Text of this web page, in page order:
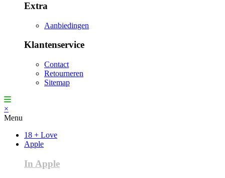
Extra
Aanbiedingen
Klantenservice
Contact
Retourneren
Sitemap
×
Menu
18 + Love
Apple
In Apple